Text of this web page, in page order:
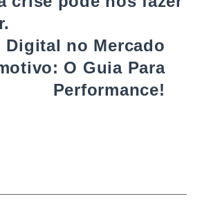
Digital no Mercado
O Guia Para
Performance!